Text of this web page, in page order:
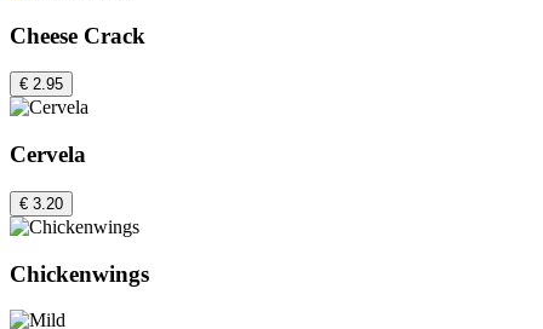
Cheese Crack
€ 2.95
Cervela
€ 3.20
Chickenwings